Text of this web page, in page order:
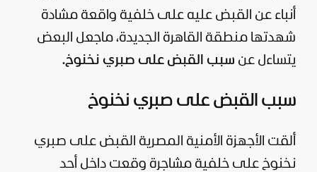
أنباء عن القبض عليه على خلفية واقعة مشادة
شهدتها منطقة القاهرة الجديدة، ماجعل البعض
يتساءل عن سبب القبض على صبري نخنوخ.
سبب القبض على صبري نخنوخ
ألقت الأجهزة الأمنية المصرية القبض على صبري
نخنوخ على خلفية مشاجرة وقعت داخل أحد